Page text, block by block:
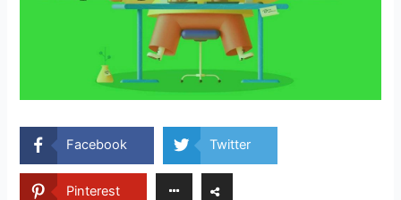
Facebook Twitter
Pinterest